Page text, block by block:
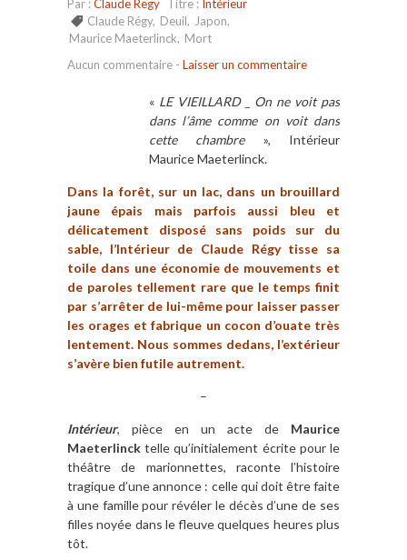
Par :Claude Regy Titre : Intérieur
Claude Régy, Deuil, Japon,
Maurice Maeterlinck, Mort
Aucun commentaire - Laisser un commentaire
« LE VIEILLARD _ On ne voit pas
dans l’âme comme on voit dans
cette chambre», Intérieur
Maurice Maeterlinck.
Dans la forêt, sur un lac, dans un brouillard
jaune épais mais parfois aussi bleu et
délicatement disposé sans poids sur du
sable, l’Intérieur de Claude Régy tisse sa
toile dans une économie de mouvements et
de paroles tellement rare que le temps finit
par s’arrêter de lui-même pour laisser passer
les orages et fabrique un cocon d’ouate très
lentement. Nous sommes dedans, l’extérieur
s’avère bien futile autrement.
–
Intérieur, pièce en un acte de Maurice
Maeterlinck telle qu’initialement écrite pour le
théâtre de marionnettes, raconte l’histoire
tragique d’une annonce : celle qui doit être faite
à une famille pour révéler le décès d’une de ses
filles noyée dans le fleuve quelques heures plus
tôt.